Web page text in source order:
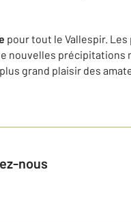
pour tout le Vallespir.
nouvelles précipitations
grand plaisir des
nous